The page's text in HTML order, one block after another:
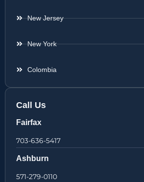
New Jersey
New York
Colombia
Call Us
Fairfax
703-636-5417
Ashburn
571-279-0110